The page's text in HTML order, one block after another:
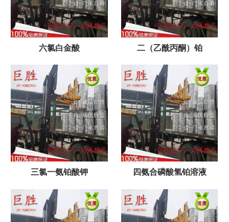
六氯白金酸 二（乙酰丙酮）铂
三氯一氨铂酸钾 四氨合磷酸氢铂溶液